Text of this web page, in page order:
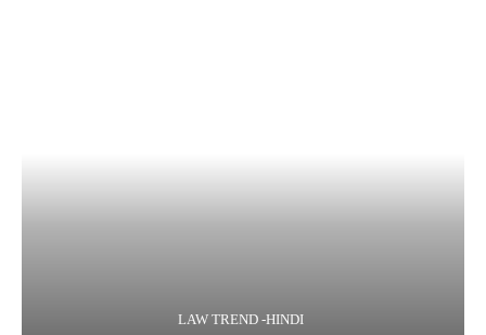
LAW TREND -HINDI